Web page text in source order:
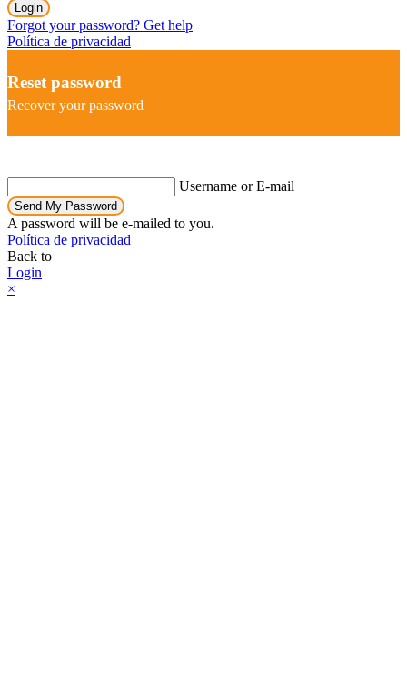
Login
Forgot your password? Get help
Política de privacidad
Reset password
Recover your password
Username or E-mail
Send My Password
A password will be e-mailed to you.
Política de privacidad
Back to
Login
×